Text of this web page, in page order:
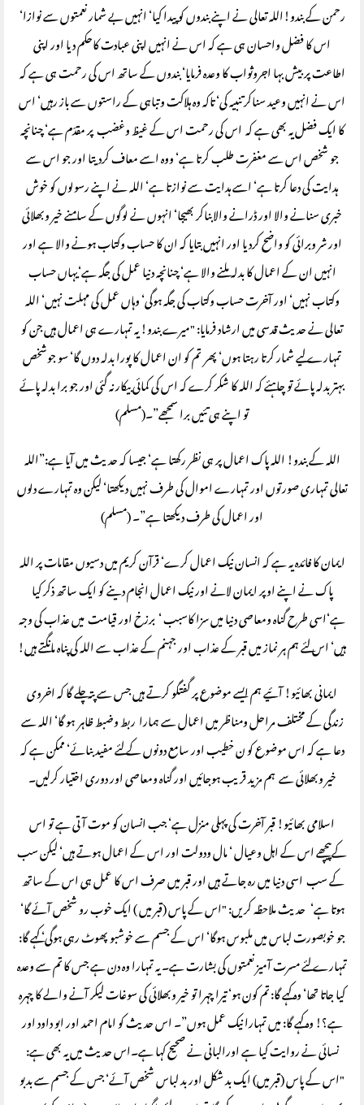
رحمن کے بندو!اللہ تعالی نے اپنے بندوں کو پیدا کیا‘ انہیں بے شمار نعمتوں سے نوازا‘
اس کا فضل واحسان ہی ہے کہ اس نے انہیں اپنی عبادت کاحکم دیا اور اپنی
اطاعت پر بیش بہا اجروثواب کا وعدہ فرمایا‘ بندوں کے ساتھ اس کی رحمت ہی ہے کہ
اس نے انہیں وعید سناکر تنبیہ کی‘ تاکہ وہ ہلاکت وتباہی کے راستوں سے باز رہیں‘ اس
کا ایک فضل یہ بھی ہے کہ اس کی رحمت اس کے غیظ وغضب پر مقدّم ہے‘ چنانچہ
جو شخص اس سے مغفرت طلب کرتا ہے‘ ووہ اسے معاف کردیتا اور جو اس سے
ہدایت کی دعا کرتا ہے‘ اسے ہدایت سے نوازتا ہے‘ اللہ نے اپنے رسولوں کو خوش
خبری سنانے والا اور ڈرانے والابناکر بھیجا‘ انہوں نے لوگوں کے سامنے خیر وبھلائی
اور شر وبرائی کو واضح کردیا اور انہیں بتایا کہ ان کا حساب وکتاب ہونے والا ہے اور
انہیں ان کے اعمال کا بدلہ ملنے والا ہے‘ چنانچہ دنیا عمل کی جگہ ہے‘یہاں حساب
وکتاب نہیں‘ اور آخرت حساب وکتاب کی جگہ ہوگی‘ وہاں عمل کی مہلت نہیں‘ اللہ
تعالی نے حدیث قدسی میں ارشاد فرمایا: "میرے بندو! یہ تمہارے ہی اعمال ہیں جن کو
تمہارے لیے شمار کرتا رہتا ہوں‘ پھر تم کو ان اعمال کا پورا بدلہ دوں گا‘ سو جوشخص
بہتر بدلہ پائے تو چاہئے کہ اللہ کا شکر کرے کہ اس کی کمائی بیکار نہ گئی اور جو برا بدلہ پائے
تو اپنے ہی تئیں برا سمجھے”۔(مسلم)
اللہ کے بندو! اللہ پاک اعمال پر ہی نظر رکھتا ہے‘ جیسا کہ حدیث میں آیا ہے:”اللہ
تعالی تمہاری صورتوں اور تمہارے اموال کی طرف نہیں دیکھتا‘ لیکن وہ تمہارے دلوں
اور اعمال کی طرف دیکھتا ہے”۔ (مسلم)
ایمان کا فائدہ یہ ہے کہ انسان نیک اعمال کرے‘ قرآن کریم میں دسیوں مقامات پر اللہ
پاک نے اپنے اوپر ایمان لانے اور نیک اعمال انجام دینے کو ایک ساتھ ذکر کیا
ہے‘اسی طرح گناہ ومعاصی دنیا میں سزا کاسبب ‘ برزخ اور قیامت میں عذاب کی وجہ
ہیں‘ اس لئے ہم ہر نماز میں قبر کے عذاب اور جہنم کے عذاب سے اللہ کی پناہ مانگتے ہیں!
ایمانی بھائیو! آئیے ہم ایسے موضوع پر گفتگو کرتے ہیں جس سے پتہ چلے گا کہ اخروی
زندگی کے مختلف مراحل ومناظر میں اعمال سے ہمارا ربط وضبط ظاہر ہو گا‘ اللہ سے
دعا ہے کہ اس موضوع کو ن خطیب اور سامع دونوں کے لئے مفید بنائے‘ ممکن ہے کہ
خیر وبھلائی سے ہم مزید قریب ہوجائیں اور گناہ ومعاصی اور دوری اختیار کرلیں۔
اسلامی بھائیو! قبر آخرت کی پہلی منزل ہے‘ جب انسان کو موت آتی ہے تو اس
کےپیچھے اس کے اہل وعیال ‘ مال ودولت اور اس کے اعمال ہوتے ہیں‘ لیکن سب
کے سب اسی دنیا میں رہ جاتے ہیں اور قبر میں صرف اس کا عمل ہی اس کے ساتھ
ہوتا ہے‘ حدیث ملاحظہ کریں: "اس کے پاس (قبر میں ) ایک خوب رو شخص آئے گا‘
جو خوبصورت لباس میں ملبوس ہوگا‘ اس کے جسم سے خوشبو پھوٹ رہی ہوگی‘ کہے گا:
تمہارے لئے مسرت آمیز نعمتوں کی بشارت ہے۔ یہ تمہارا وہ دن ہے جس کا تم سے وعدہ
کیا جاتا تھا‘ وہ کہے گا: تم کون ہو‘ تیرا چہرا تو خیر وبھلائی کی سوغات لیکر آنے والے کا چہرہ
ہے؟! وہ کہے گا: میں تمہارا نیک عمل ہوں”۔ اس حدیث کو امام احمد اور ابو داود اور
نسائی نے روایت کیا ہے اورالبانی نے صحیح کہا ہے۔اس حدیث میں یہ بھی ہے:
"اس کے پاس (قبر میں) ایک بد شکل اور بد لباس شخص آئے‘ جس کے جسم سے بدبو